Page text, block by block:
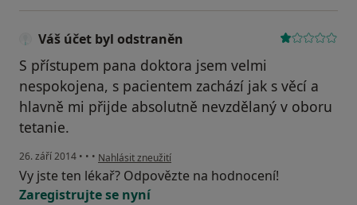
Váš účet byl odstraněn
S přístupem pana doktora jsem velmi
nespokojena, s pacientem zachází jak s věcí a
hlavně mi přijde absolutně nevzdělaný v oboru
tetanie.
26. září 2014 • • • podle názoru uživatele Váš účet byl odstraněn
Nahlásit zneužití
Vy jste ten lékař? Odpovězte na hodnocení!
Zaregistrujte se nyní